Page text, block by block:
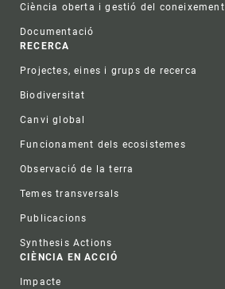
Ciència oberta i gestió del coneixement
Documentació
RECERCA
Projectes, eines i grups de recerca
Biodiversitat
Canvi global
Funcionament dels ecosistemes
Observació de la terra
Temes transversals
Publicacions
Synthesis Actions
CIÈNCIA EN ACCIÓ
Impacte